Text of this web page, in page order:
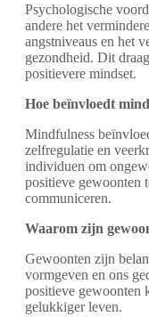
Psychologische
andere het
angstniveaus en het
gezondheid. Dit
positievere mindset.
Hoe beïnvloedt
Mindfulness
zelfregulatie en
individuen om
positieve gewoonten
communiceren.
Waarom zijn
Gewoonten zijn
vormgeven en ons
positieve gewoonten
gelukkiger leven.